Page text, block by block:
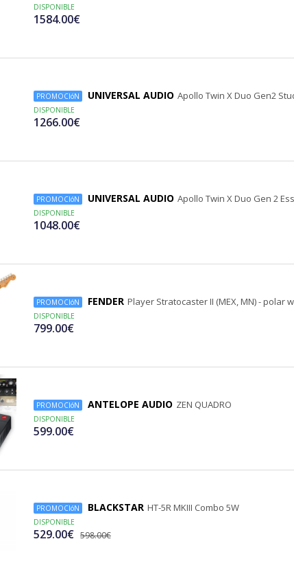
DISPONIBLE
1584.00€
PROMOCIóN UNIVERSAL AUDIO Apollo Twin X Duo Gen2
DISPONIBLE
1266.00€
PROMOCIóN UNIVERSAL AUDIO Apollo Twin X Duo Gen 2
DISPONIBLE
1048.00€
PROMOCIóN FENDER Player Stratocaster II (MEX, MN) - polar
DISPONIBLE
799.00€
PROMOCIóN ANTELOPE AUDIO ZEN QUADRO
DISPONIBLE
599.00€
PROMOCIóN BLACKSTAR HT-5R MKIII Combo 5W
DISPONIBLE
529.00€ 598.00€